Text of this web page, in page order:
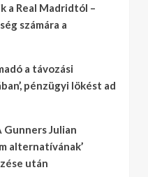
a Real Madridtól –
számára a
a távozási
pénzügyi lökést ad
Julian
alternatívának’
után